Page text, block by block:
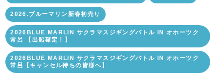
2026.ブルーマリン新春初売り
2026BLUE MARLIN サクラマスジギングバトル IN オホーツク
常呂 【出船確定！】
2026BLUE MARLIN サクラマスジギングバトル IN オホーツク
常呂【キャンセル待ちの皆様へ】